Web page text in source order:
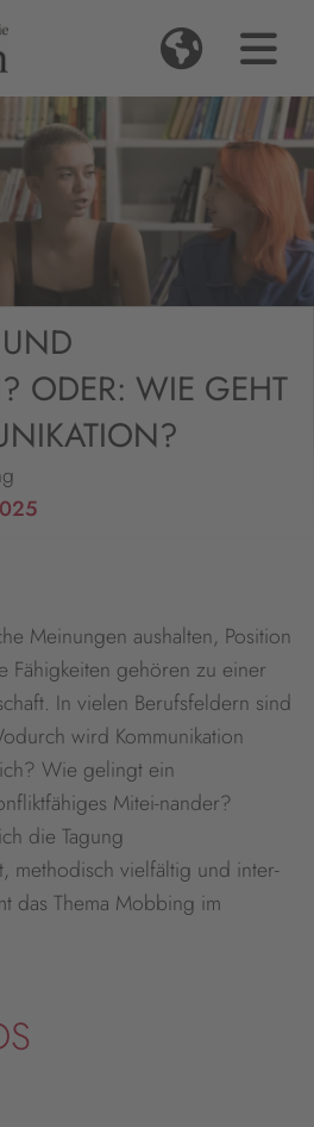
ODER: WIE GEHT
Meinungen aushalten, Position
Fähigkeiten gehören zu einer
In vielen Berufsfeldern sind
wird Kommunikation
Wie gelingt ein
Mitei-nander?
die Tagung
methodisch vielfältig und inter-
das Thema Mobbing im